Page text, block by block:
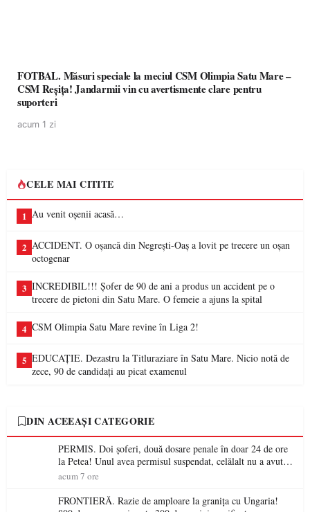
FOTBAL. Măsuri speciale la meciul CSM Olimpia Satu Mare –
CSM Reșița! Jandarmii vin cu avertismente clare pentru
suporteri
acum 1 zi
CELE MAI CITITE
1 Au venit oșenii acasă…
2 ACCIDENT. O oșancă din Negrești-Oaș a lovit pe trecere un oșan
octogenar
3 INCREDIBIL!!! Șofer de 90 de ani a produs un accident pe o
trecere de pietoni din Satu Mare. O femeie a ajuns la spital
4 CSM Olimpia Satu Mare revine în Liga 2!
5 EDUCAȚIE. Dezastru la Titluraziare în Satu Mare. Nicio notă de
zece, 90 de candidați au picat examenul
DIN ACEEAȘI CATEGORIE
PERMIS. Doi șoferi, două dosare penale în doar 24 de ore
la Petea! Unul avea permisul suspendat, celălalt nu a avut
niciodată permis
acum 7 ore
FRONTIERĂ. Razie de amploare la granița cu Ungaria!